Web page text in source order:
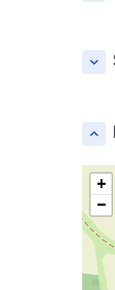
keyboard_arrow_down
keyboard_arrow_up
+
−